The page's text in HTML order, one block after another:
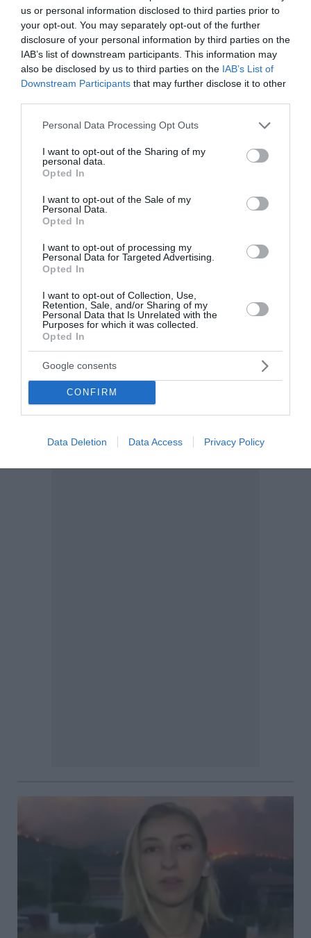
us or personal information disclosed to third parties prior to
your opt-out. You may separately opt-out of the further
disclosure of your personal information by third parties on the
IAB’s list of downstream participants. This information may
also be disclosed by us to third parties on the IAB’s List of
Downstream Participants that may further disclose it to other
Please note that this website/app uses one or more Google
not limited to your visit or usage behaviour. You may click to
grant or deny consent to Google and its third-party tags to
use your data for below specified purposes in below Google
consent section.
Personal Data Processing Opt Outs
I want to opt-out of the Sharing of my
personal data.
Opted In
I want to opt-out of the Sale of my
Personal Data.
Opted In
I want to opt-out of processing my
Personal Data for Targeted Advertising.
Opted In
I want to opt-out of Collection, Use,
Retention, Sale, and/or Sharing of my
Personal Data that Is Unrelated with the
Purposes for which it was collected.
Opted In
Google consents
CONFIRM
Data Deletion Data Access Privacy Policy
Η 3η σεζόν του «Lioness» με την
Ζόε Σαλντάνα και το «Scream 7»
με την Κόρτνεϊ Κοξ έρχονται τον
Αύγουστο στην COSMOTE TV
πλούσιο πρόγραμμα γεμάτο πολυαναμενόμενες
τηλεοπτικές πρεμιέρες, μεγάλες κινηματογραφικές
καλοκαιρινές βραδιές. Από τις πρεμ...
12:52 | 30 Ιουλίου 2026 Media